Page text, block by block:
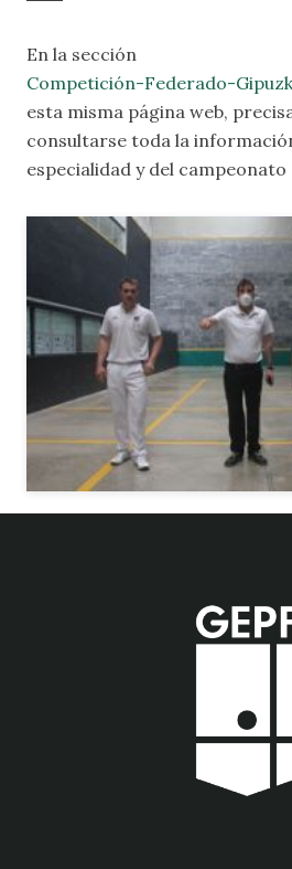
En la sección
Competición-Federado-
esta misma página web,
consultarse toda la
especialidad y del campeonato